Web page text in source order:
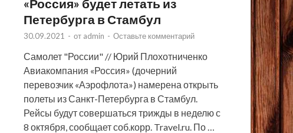
«Россия» будет летать из
Петербурга в Стамбул
30.09.2021 - от admin - Оставьте комментарий
Самолет "России" // Юрий Плохотниченко
Авиакомпания «Россия» (дочерний
перевозчик «Аэрофлота») намерена открыть
полеты из Санкт-Петербурга в Стамбул.
Рейсы будут совершаться трижды в неделю с
8 октября, сообщает соб.корр. Travel.ru. По …